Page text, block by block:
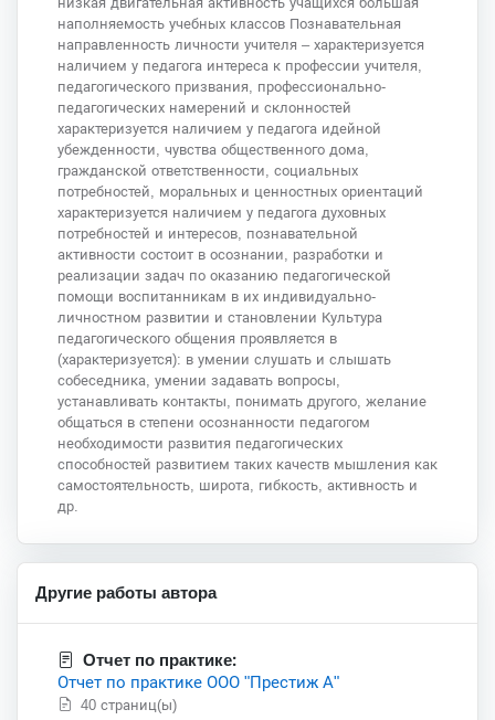
наполняемость учебных классов Познавательная
направленность личности учителя – характеризуется
наличием у педагога интереса к профессии учителя,
педагогического призвания, профессионально-
педагогических намерений и склонностей
характеризуется наличием у педагога идейной
убежденности, чувства общественного дома,
гражданской ответственности, социальных
потребностей, моральных и ценностных ориентаций
характеризуется наличием у педагога духовных
потребностей и интересов, познавательной
активности состоит в осознании, разработки и
реализации задач по оказанию педагогической
помощи воспитанникам в их индивидуально-
личностном развитии и становлении Культура
педагогического общения проявляется в
(характеризуется): в умении слушать и слышать
собеседника, умении задавать вопросы,
устанавливать контакты, понимать другого, желание
общаться в степени осознанности педагогом
необходимости развития педагогических
способностей развитием таких качеств мышления как
самостоятельность, широта, гибкость, активность и
др.
Другие работы автора
Отчет по практике:
Отчет по практике ООО "Престиж А"
40 страниц(ы)